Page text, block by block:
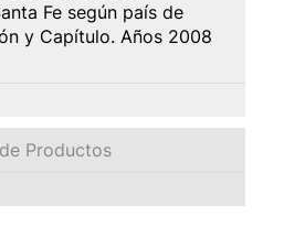
Fe según país de
y Capítulo. Años 2008
Productos